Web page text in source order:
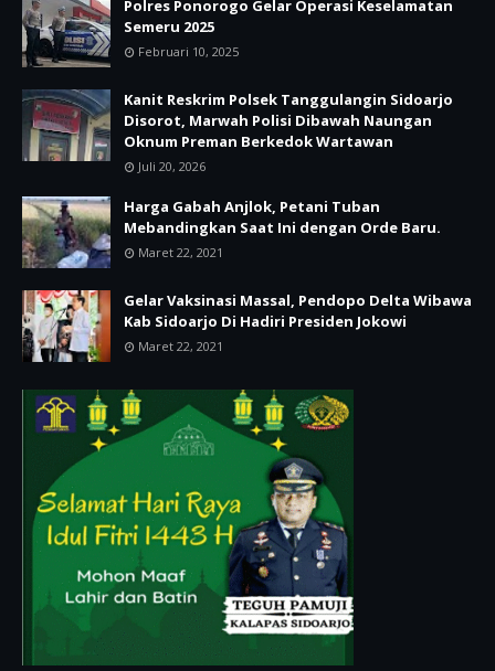
Polres Ponorogo Gelar Operasi Keselamatan
Semeru 2025
Februari 10, 2025
Kanit Reskrim Polsek Tanggulangin Sidoarjo
Disorot, Marwah Polisi Dibawah Naungan
Oknum Preman Berkedok Wartawan
Juli 20, 2026
Harga Gabah Anjlok, Petani Tuban
Mebandingkan Saat Ini dengan Orde Baru.
Maret 22, 2021
Gelar Vaksinasi Massal, Pendopo Delta Wibawa
Kab Sidoarjo Di Hadiri Presiden Jokowi
Maret 22, 2021